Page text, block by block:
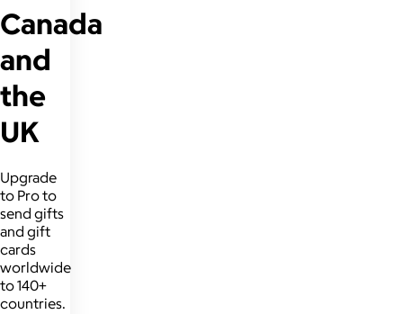
Canada
and
the
UK
Upgrade
to Pro to
send gifts
and gift
cards
worldwide
to 140+
countries.